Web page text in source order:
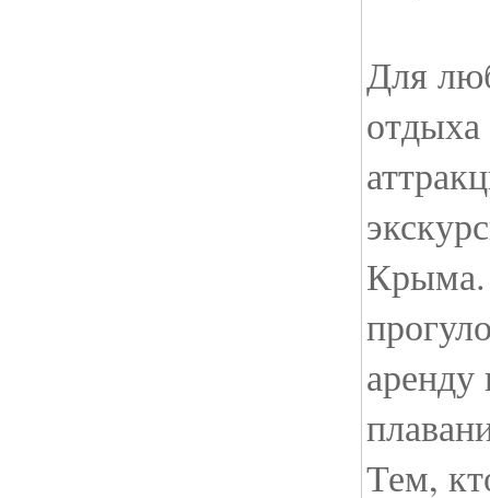
Для
аренду
Тем,